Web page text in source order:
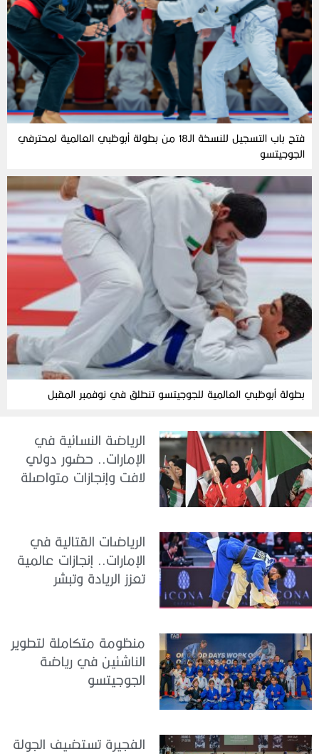
فتح باب التسجيل للنسخة الـ18 من بطولة أبوظبي العالمية لمحترفي
الجوجيتسو
بطولة أبوظبي العالمية للجوجيتسو تنطلق في نوفمبر المقبل
الرياضة النسائية في
الإمارات.. حضور دولي
لافت وإنجازات متواصلة
الرياضات القتالية في
الإمارات.. إنجازات عالمية
تعزز الريادة وتبشر
منظومة متكاملة لتطوير
الناشئين في رياضة
الجوجيتسو
الفجيرة تستضيف الجولة